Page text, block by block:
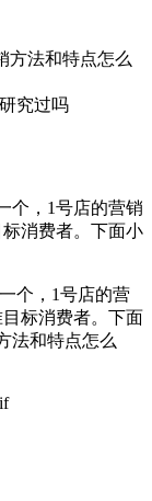
方法和特点怎么
究过吗
个，1号店的营销
消费者。下面小
个，1号店的营
标消费者。下面
法和特点怎么